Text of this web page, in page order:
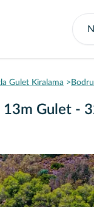
Gulet Kiralama
13m Gulet -